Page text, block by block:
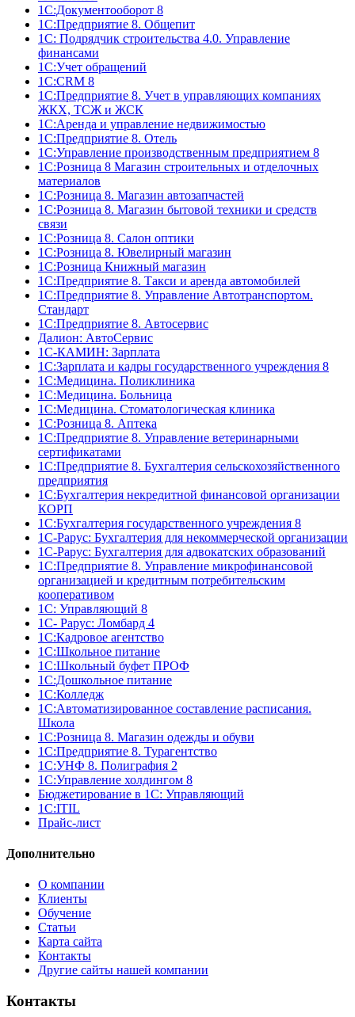
1С:Документооборот 8
1С:Предприятие 8. Общепит
1С: Подрядчик строительства 4.0. Управление
финансами
1С:Учет обращений
1C:CRM 8
1С:Предприятие 8. Учет в управляющих компаниях
ЖКХ, ТСЖ и ЖСК
1С:Аренда и управление недвижимостью
1С:Предприятие 8. Отель
1C:Управление производственным предприятием 8
1С:Розница 8 Магазин строительных и отделочных
материалов
1С:Розница 8. Магазин автозапчастей
1С:Розница 8. Магазин бытовой техники и средств
связи
1С:Розница 8. Салон оптики
1С:Розница 8. Ювелирный магазин
1С:Розница Книжный магазин
1C:Предприятие 8. Такси и аренда автомобилей
1С:Предприятие 8. Управление Автотранспортом.
Стандарт
1C:Предприятие 8. Автосервис
Далион: АвтоСервис
1С-КАМИН: Зарплата
1С:Зарплата и кадры государственного учреждения 8
1С:Медицина. Поликлиника
1С:Медицина. Больница
1С:Медицина. Стоматологическая клиника
1С:Розница 8. Аптека
1C:Предприятие 8. Управление ветеринарными
сертификатами
1С:Предприятие 8. Бухгалтерия сельскохозяйственного
предприятия
1C:Бухгалтерия некредитной финансовой организации
КОРП
1С:Бухгалтерия государственного учреждения 8
1С-Рарус: Бухгалтерия для некоммерческой организации
1С-Рарус: Бухгалтерия для адвокатских образований
1С:Предприятие 8. Управление микрофинансовой
организацией и кредитным потребительским
кооперативом
1С: Управляющий 8
1С- Рарус: Ломбард 4
1С:Кадровое агентство
1С:Школьное питание
1С:Школьный буфет ПРОФ
1C:Дошкольное питание
1С:Колледж
1С:Автоматизированное составление расписания.
Школа
1С:Розница 8. Магазин одежды и обуви
1С:Предприятие 8. Турагентство
1С:УНФ 8. Полиграфия 2
1С:Управление холдингом 8
Бюджетирование в 1С: Управляющий
1С:ITIL
Прайс-лист
Дополнительно
О компании
Клиенты
Обучение
Статьи
Карта сайта
Контакты
Другие сайты нашей компании
Контакты